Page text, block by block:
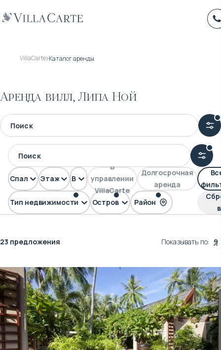
VillaCarte Каталог аренды
Аренда вилл, Липа Ной
Тип недвижимости Остров Район
Спален Этажей Вид
В
управлении
VillaCarte
Долгосрочная
аренда
Вилла Самуи Липа Ной
23 предложения Показывать по: 9